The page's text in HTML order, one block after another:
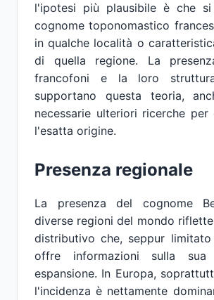
l'ipotesi più plausibile è che
cognome toponomastico
in qualche località o
di quella regione. La
francofoni e la loro
supportano questa teoria,
necessarie ulteriori ricerche per
l'esatta origine.
Presenza regionale
La presenza del cognome
diverse regioni del mondo
distributivo che, seppur limitato
offre informazioni sulla
espansione. In Europa,
l'incidenza è nettamente